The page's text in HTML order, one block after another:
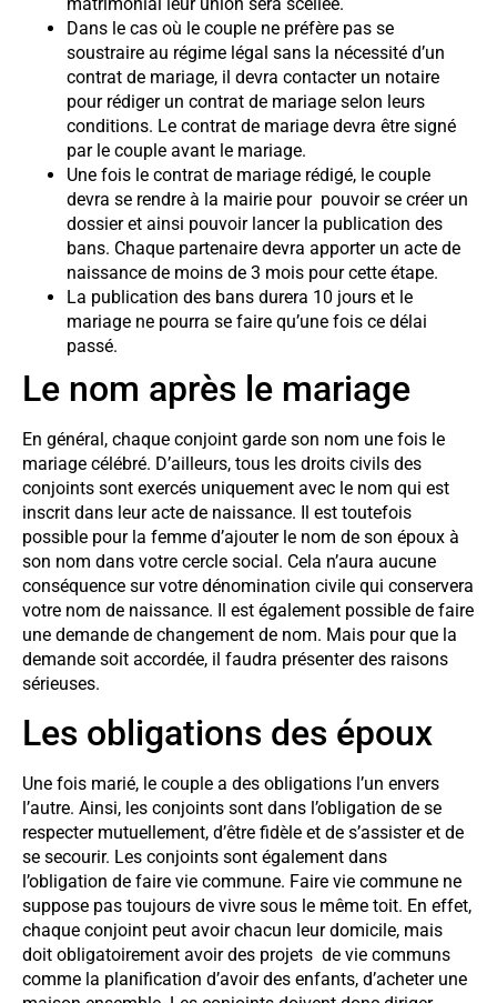
Dans le cas où le couple ne préfère pas se
soustraire au régime légal sans la nécessité d’un
contrat de mariage, il devra contacter un notaire
pour rédiger un contrat de mariage selon leurs
conditions. Le contrat de mariage devra être signé
par le couple avant le mariage.
Une fois le contrat de mariage rédigé, le couple
devra se rendre à la mairie pour pouvoir se créer un
dossier et ainsi pouvoir lancer la publication des
bans. Chaque partenaire devra apporter un acte de
naissance de moins de 3 mois pour cette étape.
La publication des bans durera 10 jours et le
mariage ne pourra se faire qu’une fois ce délai
passé.
Le nom après le mariage
En général, chaque conjoint garde son nom une fois le
mariage célébré. D’ailleurs, tous les droits civils des
conjoints sont exercés uniquement avec le nom qui est
inscrit dans leur acte de naissance. Il est toutefois
possible pour la femme d’ajouter le nom de son époux à
son nom dans votre cercle social. Cela n’aura aucune
conséquence sur votre dénomination civile qui conservera
votre nom de naissance. Il est également possible de faire
une demande de changement de nom. Mais pour que la
demande soit accordée, il faudra présenter des raisons
sérieuses.
Les obligations des époux
Une fois marié, le couple a des obligations l’un envers
l’autre. Ainsi, les conjoints sont dans l’obligation de se
respecter mutuellement, d’être fidèle et de s’assister et de
se secourir. Les conjoints sont également dans
l’obligation de faire vie commune. Faire vie commune ne
suppose pas toujours de vivre sous le même toit. En effet,
chaque conjoint peut avoir chacun leur domicile, mais
doit obligatoirement avoir des projets de vie communs
comme la planification d’avoir des enfants, d’acheter une